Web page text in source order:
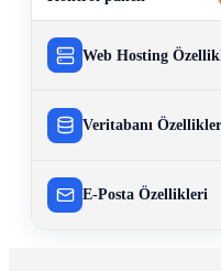
Web Hosting
Veritabanı
E-Posta Özellikleri